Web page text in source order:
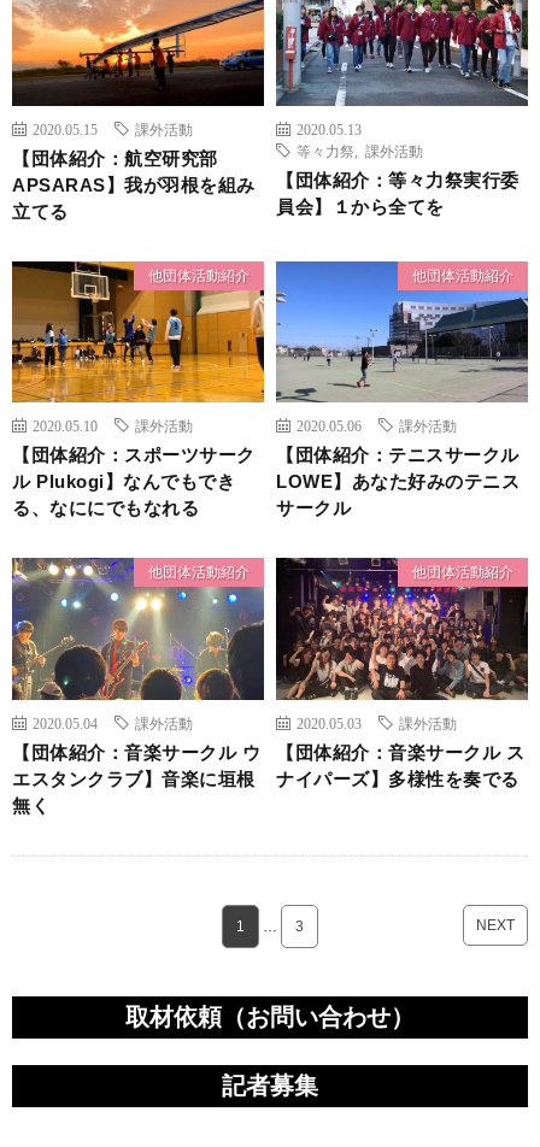
2020.05.15 課外活動
【団体紹介：航空研究部
APSARAS】我が羽根を組み
立てる
2020.05.13
等々力祭
課外活動
【団体紹介：等々力祭実行委
員会】１から全てを
他団体活動紹介
2020.05.10 課外活動
【団体紹介：スポーツサーク
ル Plukogi】なんでもでき
る、なににでもなれる
他団体活動紹介
2020.05.06 課外活動
【団体紹介：テニスサークル
LOWE】あなた好みのテニス
サークル
他団体活動紹介
2020.05.04 課外活動
【団体紹介：音楽サークル ウ
エスタンクラブ】音楽に垣根
無く
他団体活動紹介
2020.05.03 課外活動
【団体紹介：音楽サークル ス
ナイパーズ】多様性を奏でる
1 … 3 NEXT
取材依頼（お問い合わせ）
記者募集